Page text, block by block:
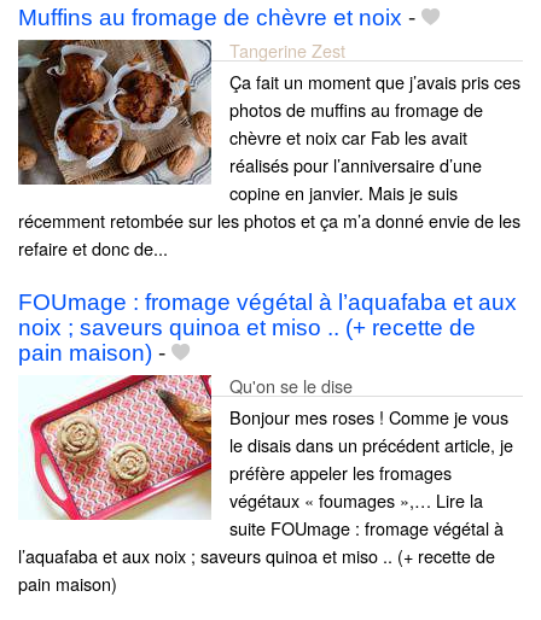
Muffins au fromage de chèvre et noix -
Tangerine Zest
Ça fait un moment que j’avais pris ces
photos de muffins au fromage de
chèvre et noix car Fab les avait
réalisés pour l’anniversaire d’une
copine en janvier. Mais je suis
récemment retombée sur les photos et ça m’a donné envie de les
refaire et donc de...
FOUmage : fromage végétal à l’aquafaba et aux
noix ; saveurs quinoa et miso .. (+ recette de
pain maison) -
Qu'on se le dise
Bonjour mes roses ! Comme je vous
le disais dans un précédent article, je
préfère appeler les fromages
végétaux « foumages »,… Lire la
suite FOUmage : fromage végétal à
l’aquafaba et aux noix ; saveurs quinoa et miso .. (+ recette de
pain maison)